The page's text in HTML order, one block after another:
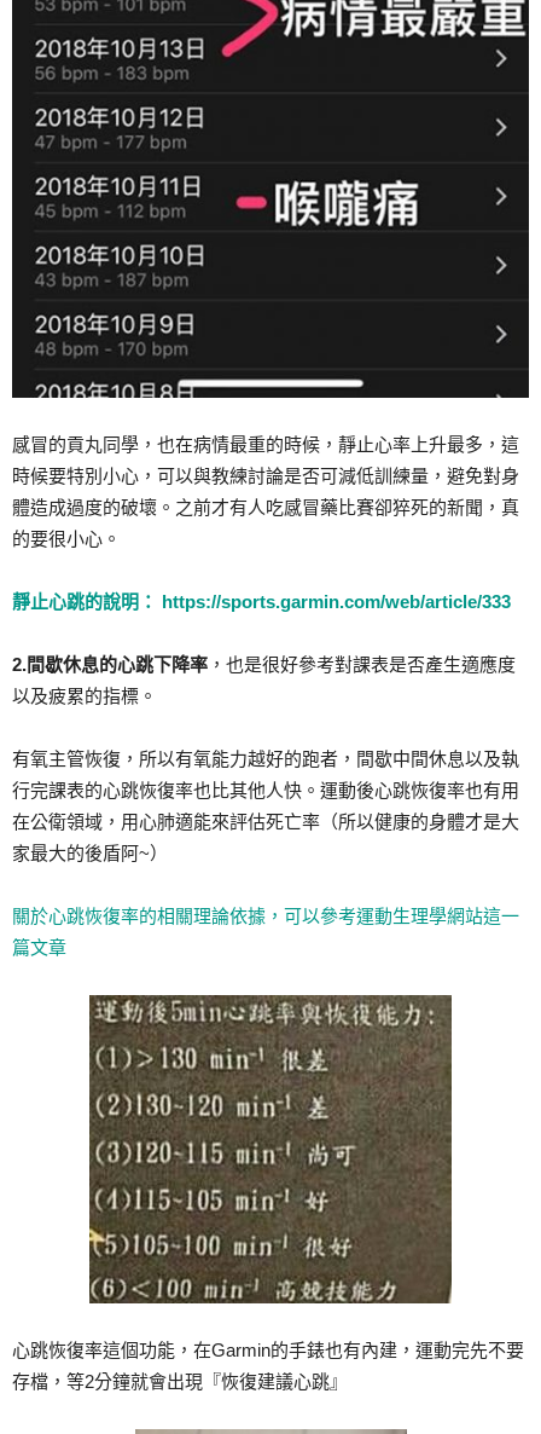
感冒的貢丸同學，也在病情最重的時候，靜止心率上升最多，這
時候要特別小心，可以與教練討論是否可減低訓練量，避免對身
體造成過度的破壞。之前才有人吃感冒藥比賽卻猝死的新聞，真
的要很小心。
靜止心跳的說明： https://sports.garmin.com/web/article/333
2.間歇休息的心跳下降率 ，也是很好參考對課表是否產生適應度
以及疲累的指標。
有氧主管恢復，所以有氧能力越好的跑者，間歇中間休息以及執
行完課表的心跳恢復率也比其他人快。運動後心跳恢復率也有用
在公衛領域，用心肺適能來評估死亡率（所以健康的身體才是大
家最大的後盾阿~）
關於心跳恢復率的相關理論依據，可以參考運動生理學網站這一
篇文章
心跳恢復率這個功能，在Garmin的手錶也有內建，運動完先不要
存檔，等2分鐘就會出現『恢復建議心跳』